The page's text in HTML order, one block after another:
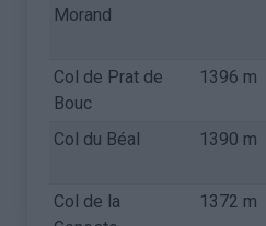
Morand
Col de Prat de
Bouc
1396 m
Col du Béal
1390 m
Col de la
1372 m